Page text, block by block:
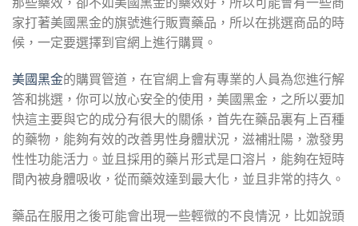
家打著美國黑金的旗號進行販賣藥品，所以在挑選商品的時
候，一定要選擇到官網上進行購買。
美國黑金的購買管道，在官網上會有專業的人員為您進行解
答和挑選，你可以放心安全的使用，美國黑金，之所以要加
快這主要與它的成分有很大的關係，首先在藥品裏有上百種
的藥物，能夠有效的改善男性身體狀況，滋補壯陽，激發男
性性功能活力。並且採用的藥片形式是口溶片，能夠在短時
間內被身體吸收，從而藥效達到最大化，並且非常的持久。
藥品在服用之後可能會出現一些輕微的不良情況，比如說頭